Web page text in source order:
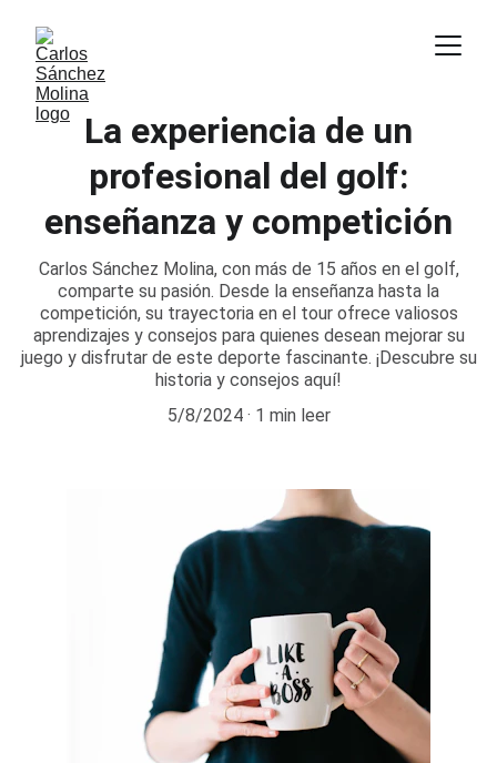
La experiencia de un
profesional del golf:
enseñanza y competición
Carlos Sánchez Molina, con más de 15 años en el golf,
comparte su pasión. Desde la enseñanza hasta la
competición, su trayectoria en el tour ofrece valiosos
aprendizajes y consejos para quienes desean mejorar su
juego y disfrutar de este deporte fascinante. ¡Descubre su
historia y consejos aquí!
5/8/2024
1 min leer